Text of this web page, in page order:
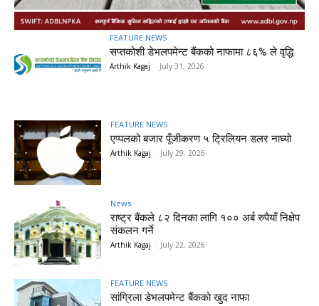
FEATURE NEWS
सप्तकोशी डेभलपमेन्ट बैंकको नाफामा ८६% ले वृद्धि
Arthik Kagaj - July 31, 2026
FEATURE NEWS
एप्पलको बजार पूँजीकरण ५ ट्रिलियन डलर नाघ्यो
Arthik Kagaj - July 29, 2026
News
राष्ट्र बैंकले ८२ दिनका लागि १०० अर्ब रुपैयाँ निक्षेप
संकलन गर्ने
Arthik Kagaj - July 22, 2026
FEATURE NEWS
सांग्रिला डेभलपमेन्ट बैंकको खुद नाफा